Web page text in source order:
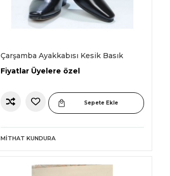
Çarşamba Ayakkabısı Kesik Basık
Fiyatlar Üyelere özel
Sepete Ekle
MITHAT KUNDURA